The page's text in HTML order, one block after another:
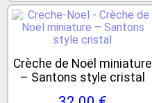
Crèche de Noël miniature
– Santons style cristal